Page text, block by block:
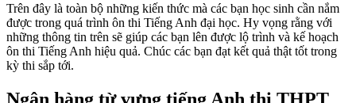
Trên đây là toàn bộ những kiến thức mà các bạn học sinh cần nắm
được trong quá trình ôn thi Tiếng Anh đại học. Hy vọng rằng với
những thông tin trên sẽ giúp các bạn lên được lộ trình và kế hoạch
ôn thi Tiếng Anh hiệu quả. Chúc các bạn đạt kết quả thật tốt trong
kỳ thi sắp tới.
Ngân hàng từ vựng tiếng Anh thi THPT